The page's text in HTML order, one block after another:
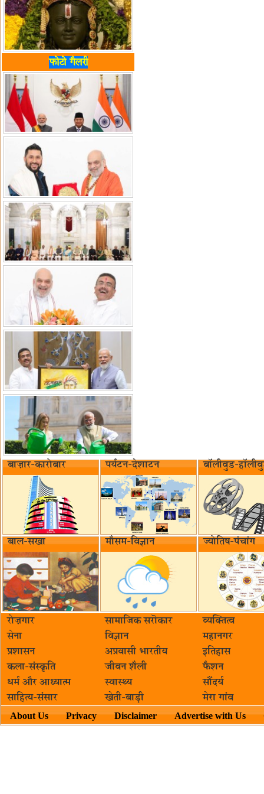
फोटो गैलरी
बाज़ार-कारोबार पर्यटन-देशाटन बॉलीवुड-
बाल-सखा मौसम-विज्ञान ज्योतिष-पंचांग
रोज़गार सामाजिक सरॊकार‌
व्यक्तित्व
सेना
विज्ञान
महानगर
प्रशासन
अप्रवासी भारतीय
इतिहास
कला-संस्कृति
जीवन शैली
फैशन
धर्म और आध्यात्म
स्वास्थ्य
सौंदर्य
साहित्य-संसार
खेती-बाड़ी मेरा गांव
About Us Privacy Disclaimer Advertise with Us